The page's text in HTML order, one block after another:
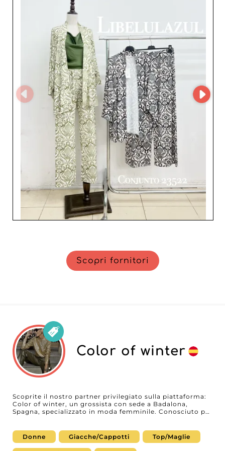
prodotti di alta qualità, ma anche a una piattaforma di
distribuzione efficiente grazie all’integrazione di
MicroStore. Questo sistema assicura una gestione degli
ordini semplificata e una logistica ottimizzata,
garantendo un’esperienza utente fluida e senza
complicazioni. L’affidabilità di LUBELULAZUL SL risiede
nella capacità di fornire costantemente prodotti di
tendenza a prezzi competitivi. Inoltre, la comprovata
esperienza di questo grossista nella moda femminile
offre ai rivenditori sicurezza e soddisfazione che pochi
fornitori possono eguagliare. Arricchisci la tua offerta
con le creazioni eccezionali di LUBELULAZUL SL e
osserva l’entusiasmo delle tue clienti per capi in cui
qualità e design sono protagonisti. Unisciti ai
professionisti lungimiranti che hanno scelto di affidarsi a
un partner dalla comprovata affidabilità e competenza.
Scopri fornitori
Color of winter
Scoprite il nostro partner privilegiato sulla piattaforma:
Color of winter, un grossista con sede a Badalona,
Spagna, specializzato in moda femminile. Conosciuto per
per arricchire le vostre collezioni. Da Color of winter
troverete un assortimento completo di cappotti, top,
pantaloni, abiti e denim, progettati appositamente per
Donne Giacche/Cappotti Top/Maglie